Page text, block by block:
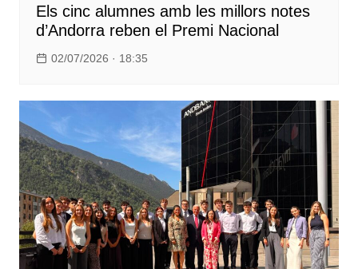
Els cinc alumnes amb les millors notes
d’Andorra reben el Premi Nacional
02/07/2026 · 18:35